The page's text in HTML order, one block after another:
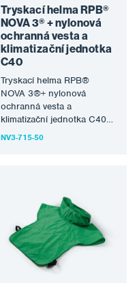
Tryskací helma RPB®
NOVA 3® + nylonová
ochranná vesta a
klimatizační jednotka
C40
Tryskací helma RPB®
NOVA 3®+ nylonová
ochranná vesta a
klimatizační jednotka C40
kombinuje technologii
NV3-715-50